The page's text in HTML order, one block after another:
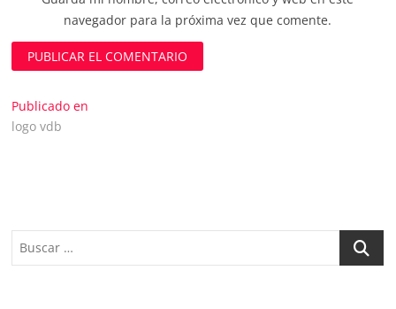
navegador para la próxima vez que comente.
Navegación
de
Publicado en
logo vdb
Buscar